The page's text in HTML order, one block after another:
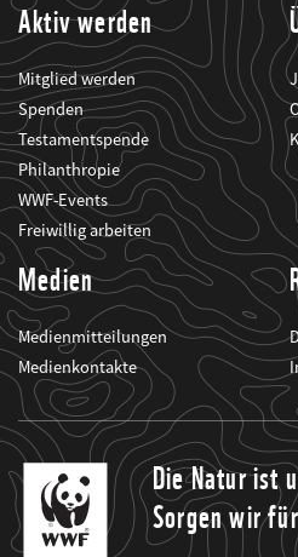
Aktiv werden
Mitglied werden
Spenden
Testamentspende
Philanthropie
WWF-Events
Freiwillig arbeiten
Medien
Medienmitteilungen
Medienkontakte
Die Natur ist
Sorgen wir